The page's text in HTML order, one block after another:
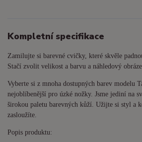
Kompletní specifikace
Zamilujte si barevné cvičky, které skvěle
Stačí zvolit velikost a barvu a náhledový
Vyberte si z mnoha dostupných barev modelu
nejoblíbenější pro úzké nožky. Jsme jediní na
širokou paletu barevných kůží. Užijte si styl a
zasloužíte.
Popis produktu: